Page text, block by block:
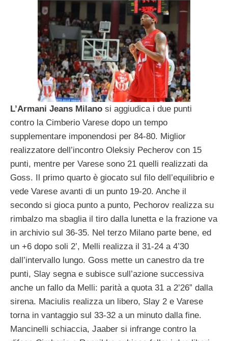
L’Armani Jeans Milano si aggiudica i due punti
contro la Cimberio Varese dopo un tempo
supplementare imponendosi per 84-80. Miglior
realizzatore dell’incontro Oleksiy Pecherov con 15
punti, mentre per Varese sono 21 quelli realizzati da
Goss.
Il primo quarto è giocato sul filo dell’equilibrio e
vede Varese avanti di un punto 19-20. Anche il
secondo si gioca punto a punto, Pechorov realizza su
rimbalzo ma sbaglia il tiro dalla lunetta e la frazione va
in archivio sul 36-35. Nel terzo Milano parte bene, ed
un +6 dopo soli 2’, Melli realizza il 31-24 a 4’30
dall’intervallo lungo. Goss mette un canestro da tre
punti, Slay segna e subisce sull’azione successiva
anche un fallo da Melli: parità a quota 31 a 2’26” dalla
sirena. Maciulis realizza un libero, Slay 2 e Varese
torna in vantaggio sul 33-32 a un minuto dalla fine.
Mancinelli schiaccia, Jaaber si infrange contro la